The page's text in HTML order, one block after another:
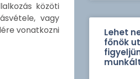
közöti
vagy
vonatkozni
Lehet
főnök